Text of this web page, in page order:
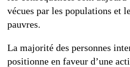
vécues par les populations et
pauvres.
La majorité des personnes
positionne en faveur d’une